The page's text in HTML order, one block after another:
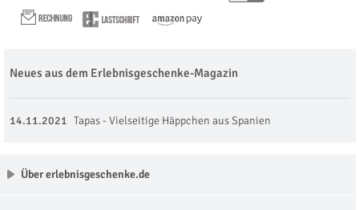
Neues aus dem Erlebnisgeschenke-Magazin
14.11.2021 Tapas - Vielseitige Häppchen aus Spanien
Über erlebnisgeschenke.de